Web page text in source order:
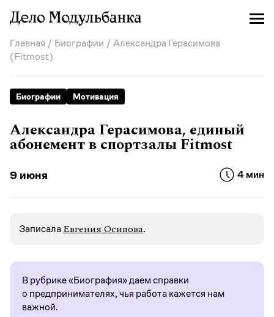
Главная / Биографии / Александра Герасимова
(Fitmost)
Биографии Мотивация
Александра Герасимова, единый
абонемент в спортзалы Fitmost
9 июня 4 мин
ЗаписалaЕвгения Осипова.
В рубрике «Биография» даем справки
о предпринимателях, чья работа кажется нам
важной.